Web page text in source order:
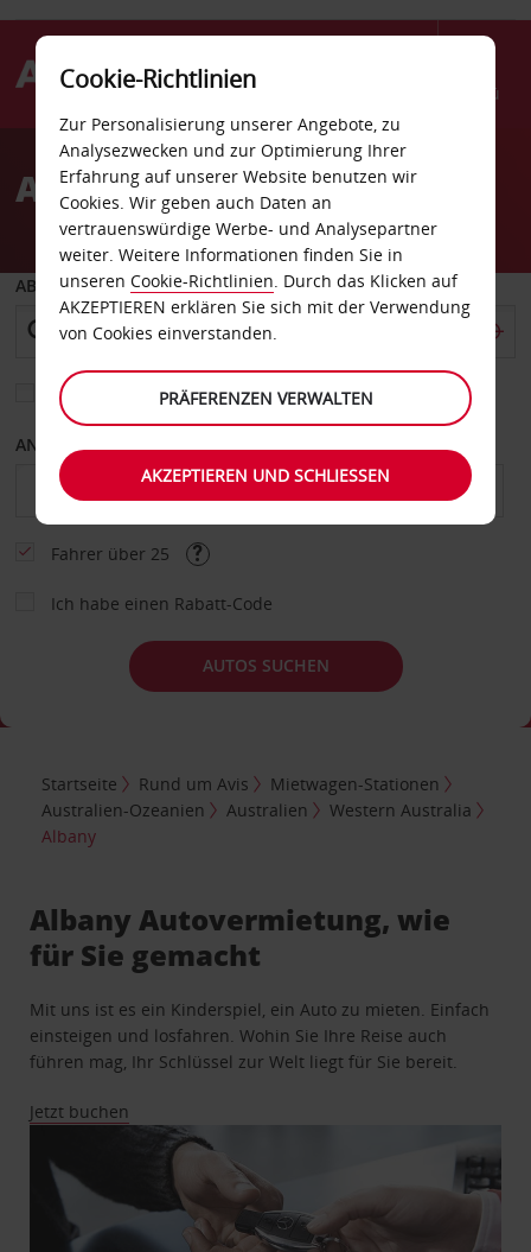
Menü
AvisAutovermietung Albany
ABHOLEN VON
Eine andere Rückgabestation auswählen
ANFANGSDATUM
Fahrer über 25
Ich habe einen Rabatt-Code
AUTOS SUCHEN
Startseite Rund um Avis
Mietwagen-Stationen
Australien-Ozeanien
Australien
Western Australia
Albany
Albany Autovermietung, wie
für Sie gemacht
Mit uns ist es ein Kinderspiel, ein Auto zu mieten. Einfach
einsteigen und losfahren. Wohin Sie Ihre Reise auch
führen mag, Ihr Schlüssel zur Welt liegt für Sie bereit.
Jetzt buchen
Cookie-Richtlinien
Zur Personalisierung unserer Angebote, zu
Analysezwecken und zur Optimierung Ihrer
Erfahrung auf unserer Website benutzen wir
Cookies. Wir geben auch Daten an
vertrauenswürdige Werbe- und Analysepartner
weiter. Weitere Informationen finden Sie in
unseren Cookie-Richtlinien. Durch das Klicken auf
AKZEPTIEREN erklären Sie sich mit der Verwendung
von Cookies einverstanden.
PRÄFERENZEN VERWALTEN
AKZEPTIEREN UND SCHLIESSEN